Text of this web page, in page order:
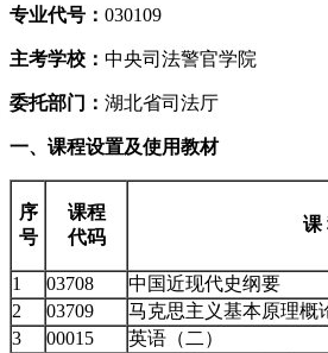
专业代号： 030109
主考学校： 中央司法警官学院
委托部门： 湖北省司法厅
一、课程设置及使用教材
序
号
课程
代码
课
1 03708
中国近现代史纲要
2
03709
马克思主义基本原理概
3
00015
英语（二）